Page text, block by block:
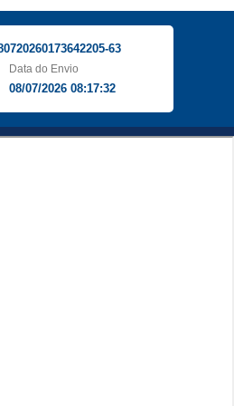
63
Data do Envio
08/07/2026 08:17:32